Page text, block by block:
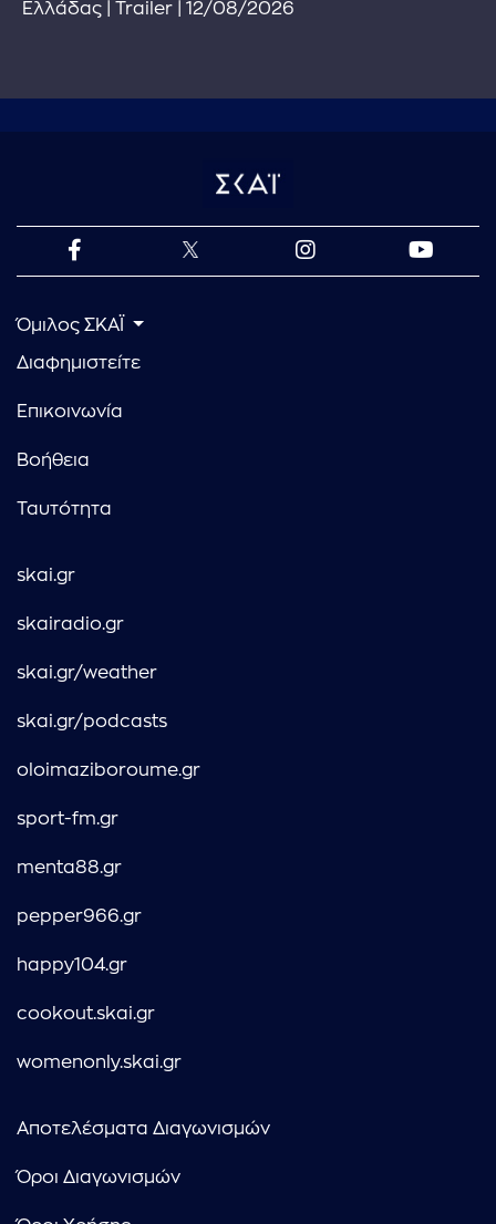
Ελλάδας | Trailer | 12/08/2026
Όμιλος ΣΚΑΪ
Διαφημιστείτε
Επικοινωνία
Βοήθεια
Ταυτότητα
skai.gr
skairadio.gr
skai.gr/weather
skai.gr/podcasts
oloimaziboroume.gr
sport-fm.gr
menta88.gr
pepper966.gr
happy104.gr
cookout.skai.gr
womenonly.skai.gr
Αποτελέσματα Διαγωνισμών
Όροι Διαγωνισμών